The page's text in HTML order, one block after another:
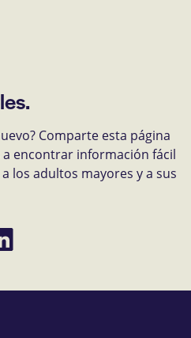
Comparte esta página
encontrar información fácil
los adultos mayores y a sus